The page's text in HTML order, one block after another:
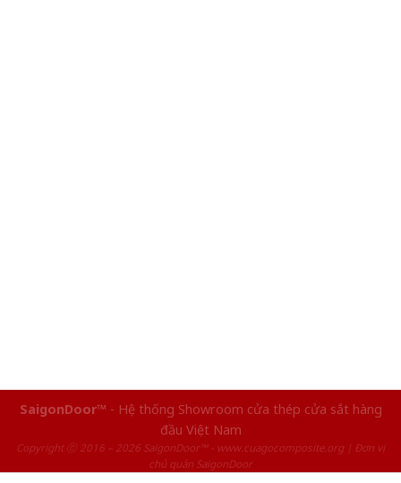
SaigonDoor™ - Hệ thống Showroom cửa thép cửa sắt hàng
đầu Việt Nam
Copyright ⓒ 2016 – 2026 SaigonDoor™ - www.cuagocomposite.org | Đơn vị
chủ quản SaigonDoor